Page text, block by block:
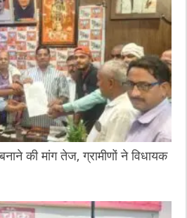
की मांग तेज, ग्रामीणों ने विधायक